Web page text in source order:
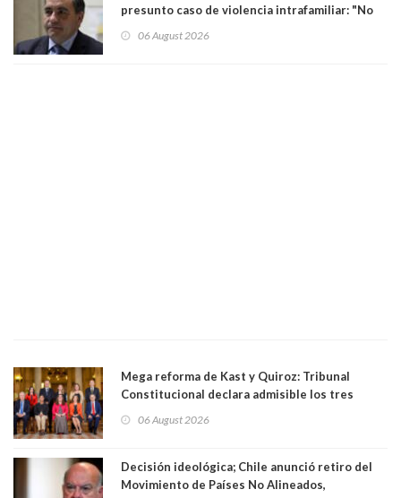
presunto caso de violencia intrafamiliar: "No
antecedentes a Tribunal Supremo
06 August 2026
Mega reforma de Kast y Quiroz: Tribunal
Constitucional declara admisible los tres
06 August 2026
Decisión ideológica; Chile anunció retiro del
Movimiento de Países No Alineados,